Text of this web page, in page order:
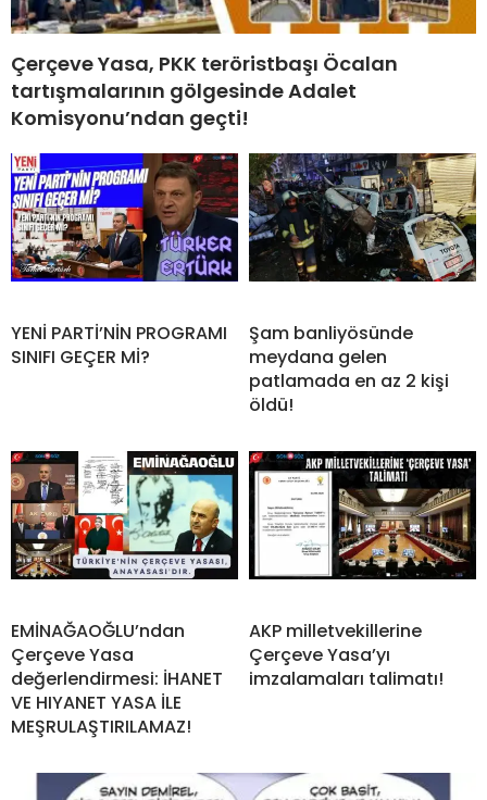
Çerçeve Yasa, PKK teröristbaşı Öcalan
tartışmalarının gölgesinde Adalet
Komisyonu’ndan geçti!
YENİ PARTİ’NİN PROGRAMI
SINIFI GEÇER Mİ?
Şam banliyösünde
meydana gelen
patlamada en az 2 kişi
öldü!
EMİNAĞAOĞLU’ndan
Çerçeve Yasa
değerlendirmesi: İHANET
VE HIYANET YASA İLE
MEŞRULAŞTIRILAMAZ!
AKP milletvekillerine
Çerçeve Yasa’yı
imzalamaları talimatı!